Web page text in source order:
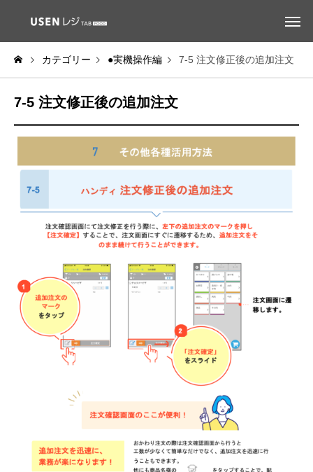
カテゴリー ●実機操作編 7-5 注文修正後の追加注文
7-5 注文修正後の追加注文